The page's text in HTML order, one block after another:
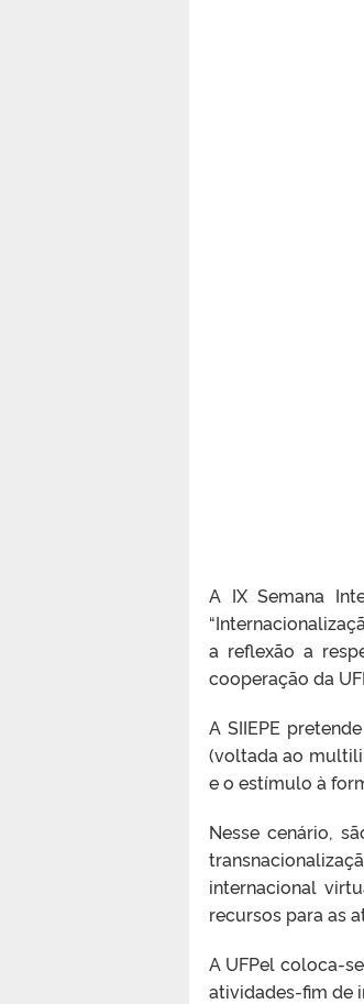
A IX Semana
a reflexão a
cooperação da
A SIIEPE
(voltada ao
e o estímulo à
Nesse cenário,
internacional
recursos para as
A UFPel coloca-
atividades-fim de